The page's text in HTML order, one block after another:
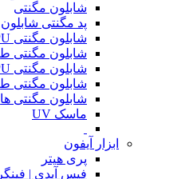
شابلون مگنتی
پد مگنتی شابلون
شابلون مگنتی CPU آیفون
شابلون مگنتی
شابلون مگنتی CPU اندروید
شابلون مگنتی
شابلون مگنتی
ماسک UV
ابزار آیفون
پری هیتر
فیس آیدی | فینگر